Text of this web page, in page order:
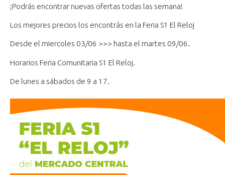
¡Podrás encontrar nuevas ofertas todas las semana!
Los mejores precios los encontrás en la Feria S1 El Reloj
Desde el miercoles 03/06 >>> hasta el martes 09/06.
Horarios Feria Comunitaria S1 El Reloj.
De lunes a sábados de 9 a 17.